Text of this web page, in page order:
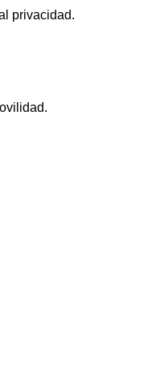
privacidad.